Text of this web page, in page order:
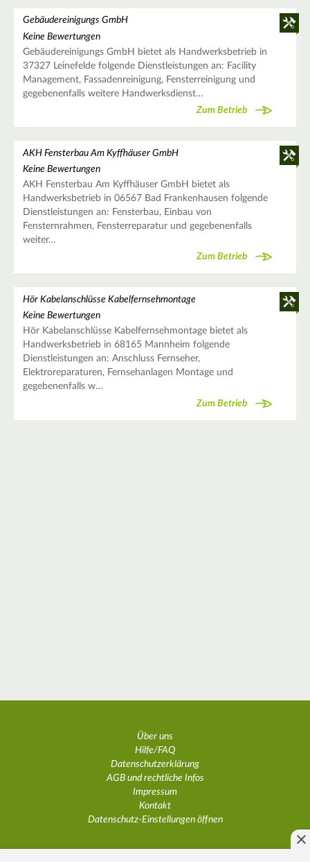
Gebäudereinigungs GmbH
Keine Bewertungen
Gebäudereinigungs GmbH bietet als Handwerksbetrieb in
37327 Leinefelde folgende Dienstleistungen an: Facility
Management, Fassadenreinigung, Fensterreinigung und
gegebenenfalls weitere Handwerksdienst…
Zum Betrieb
AKH Fensterbau Am Kyffhäuser GmbH
Keine Bewertungen
AKH Fensterbau Am Kyffhäuser GmbH bietet als
Handwerksbetrieb in 06567 Bad Frankenhausen folgende
Dienstleistungen an: Fensterbau, Einbau von
Fensternrahmen, Fensterreparatur und gegebenenfalls
weiter…
Zum Betrieb
Hör Kabelanschlüsse Kabelfernsehmontage
Keine Bewertungen
Hör Kabelanschlüsse Kabelfernsehmontage bietet als
Handwerksbetrieb in 68165 Mannheim folgende
Dienstleistungen an: Anschluss Fernseher,
Elektroreparaturen, Fernsehanlagen Montage und
gegebenenfalls w…
Zum Betrieb
Über uns
Hilfe/FAQ
Datenschutzerklärung
AGB und rechtliche Infos
Impressum
Kontakt
Datenschutz-Einstellungen öffnen